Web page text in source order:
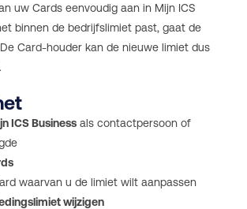
uw Cards eenvoudig aan in Mijn ICS
binnen de bedrijfslimiet past, gaat de
Card-houder kan de nieuwe limiet dus
ICS Business als contactpersoon of
waarvan u de limiet wilt aanpassen
wijzigen